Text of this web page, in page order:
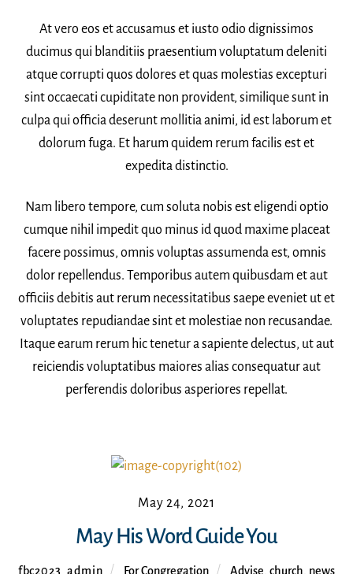
At vero eos et accusamus et iusto odio dignissimos
ducimus qui blanditiis praesentium voluptatum deleniti
atque corrupti quos dolores et quas molestias excepturi
sint occaecati cupiditate non provident, similique sunt in
culpa qui officia deserunt mollitia animi, id est laborum et
dolorum fuga. Et harum quidem rerum facilis est et
expedita distinctio.
Nam libero tempore, cum soluta nobis est eligendi optio
cumque nihil impedit quo minus id quod maxime placeat
facere possimus, omnis voluptas assumenda est, omnis
dolor repellendus. Temporibus autem quibusdam et aut
officiis debitis aut rerum necessitatibus saepe eveniet ut et
voluptates repudiandae sint et molestiae non recusandae.
Itaque earum rerum hic tenetur a sapiente delectus, ut aut
reiciendis voluptatibus maiores alias consequatur aut
perferendis doloribus asperiores repellat.
May 24, 2021
May His Word Guide You
fbc2023_admin For Congregation Advise ,church news